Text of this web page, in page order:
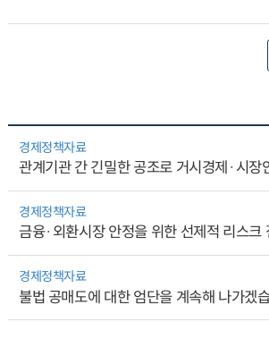
경제정책자료
관계기관 간 긴밀한 공조로 거시경제·시장
경제정책자료
금융·외환시장 안정을 위한 선제적 리스크
경제정책자료
불법 공매도에 대한 엄단을 계속해 나가겠